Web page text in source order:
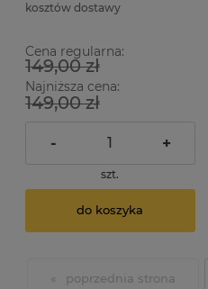
kosztów dostawy
Cena regularna:
149,00 zł
Najniższa cena:
149,00 zł
- +
szt.
do koszyka
«